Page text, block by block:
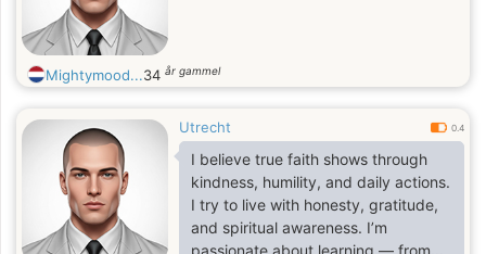
Mightymood...34 år gammel
Utrecht 0.4
I believe true faith shows through
kindness, humility, and daily actions.
I try to live with honesty, gratitude,
and spiritual awareness. I’m
passionate about learning — from